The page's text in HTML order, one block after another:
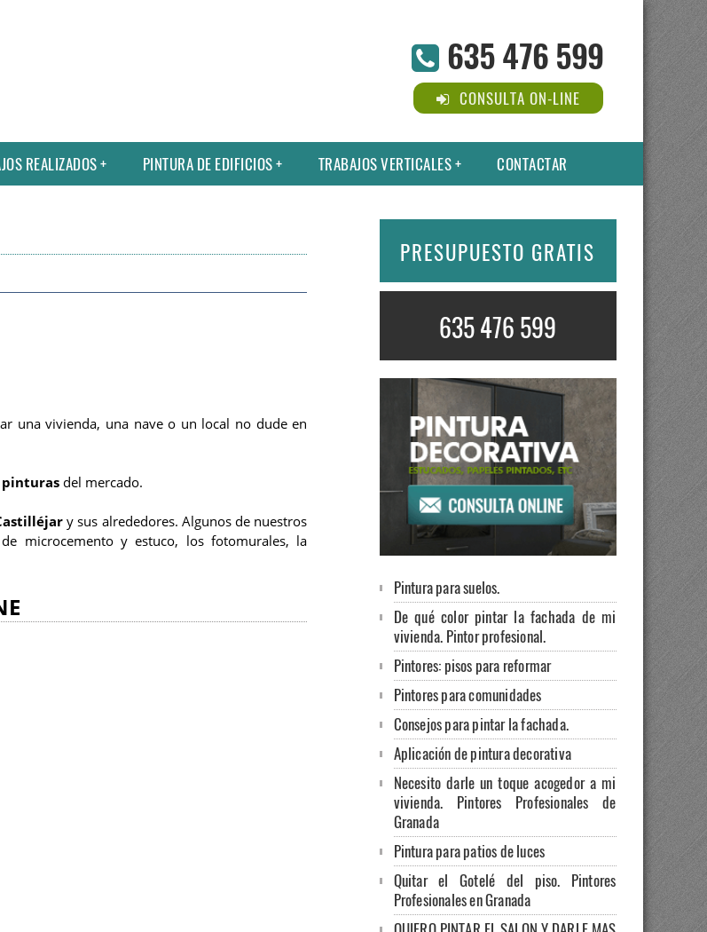
635 476 599
CONSULTA ON-LINE
REALIZADOS PINTURA DE EDIFICIOS TRABAJOS VERTICALES CONTACTAR
una vivienda, una nave o un local no dude en
pinturas del mercado.
y sus alrededores. Algunos de nuestros
microcemento y estuco, los fotomurales, la
PRESUPUESTO GRATIS
635 476 599
Pintura para suelos.
De qué color pintar la fachada de mi
vivienda. Pintor profesional.
Pintores: pisos para reformar
Pintores para comunidades
Consejos para pintar la fachada.
Aplicación de pintura decorativa
Necesito darle un toque acogedor a mi
vivienda. Pintores Profesionales de
Granada
Pintura para patios de luces
Quitar el Gotelé del piso. Pintores
Profesionales en Granada